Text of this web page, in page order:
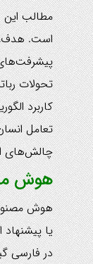
مطالب این
است. هدف،
تحولات
کاربرد
تعامل
چالش‌های
هوش
هوش
یا
در فارسی